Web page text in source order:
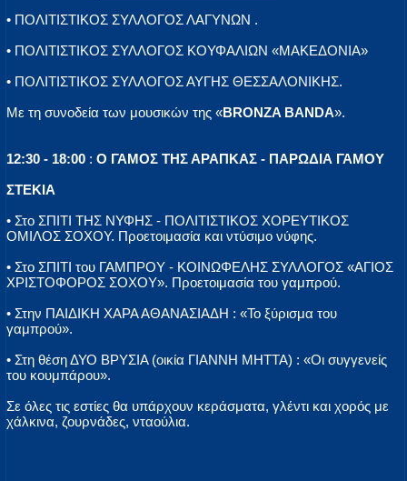
• ΠΟΛΙΤΙΣΤΙΚΟΣ ΣΥΛΛΟΓΟΣ ΛΑΓΥΝΩΝ .
• ΠΟΛΙΤΙΣΤΙΚΟΣ ΣΥΛΛΟΓΟΣ ΚΟΥΦΑΛΙΩΝ «ΜΑΚΕΔΟΝΙΑ»
• ΠΟΛΙΤΙΣΤΙΚΟΣ ΣΥΛΛΟΓΟΣ ΑΥΓΗΣ ΘΕΣΣΑΛΟΝΙΚΗΣ.
Με τη συνοδεία των μουσικών της «BRONZA BANDA».
12:30 - 18:00 : Ο ΓΑΜΟΣ ΤΗΣ ΑΡΑΠΚΑΣ - ΠΑΡΩΔΙΑ ΓΑΜΟΥ
ΣΤΕΚΙΑ
• Στο ΣΠΙΤΙ ΤΗΣ ΝΥΦΗΣ - ΠΟΛΙΤΙΣΤΙΚΟΣ ΧΟΡΕΥΤΙΚΟΣ
ΟΜΙΛΟΣ ΣΟΧΟΥ. Προετοιμασία και ντύσιμο νύφης.
• Στο ΣΠΙΤΙ του ΓΑΜΠΡΟΥ - ΚΟΙΝΩΦΕΛΗΣ ΣΥΛΛΟΓΟΣ «ΑΓΙΟΣ
ΧΡΙΣΤΟΦΟΡΟΣ ΣΟΧΟΥ». Προετοιμασία του γαμπρού.
• Στην ΠΑΙΔΙΚΗ ΧΑΡΑ ΑΘΑΝΑΣΙΑΔΗ : «Το ξύρισμα του
γαμπρού».
• Στη θέση ΔΥΟ ΒΡΥΣΙΑ (οικία ΓΙΑΝΝΗ ΜΗΤΤΑ) : «Οι συγγενείς
του κουμπάρου».
Σε όλες τις εστίες θα υπάρχουν κεράσματα, γλέντι και χορός με
χάλκινα, ζουρνάδες, νταούλια.